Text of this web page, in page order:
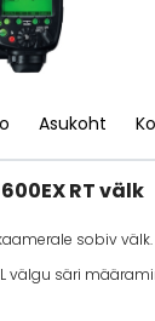
Asukoht
RT välk
sobiv välk.
välgu säri